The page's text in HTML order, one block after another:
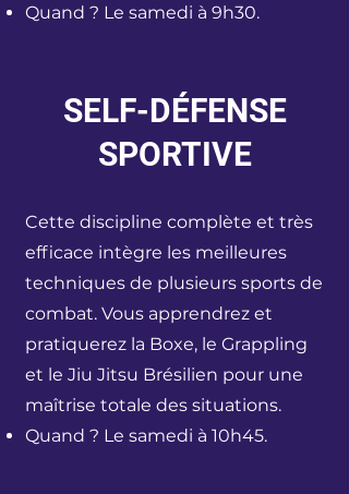
Quand ? Le samedi à 9h30.
SELF-DÉFENSE
SPORTIVE
Cette discipline complète et très
efficace intègre les meilleures
techniques de plusieurs sports de
combat. Vous apprendrez et
pratiquerez la Boxe, le Grappling
et le Jiu Jitsu Brésilien pour une
maîtrise totale des situations.
Quand ? Le samedi à 10h45.